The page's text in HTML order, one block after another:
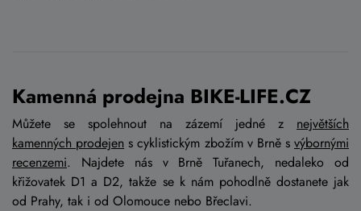
Kamenná prodejna BIKE-LIFE.CZ
Můžete se spolehnout na zázemí jedné z největších
kamenných prodejen s cyklistickým zbožím v Brně s výbornými
recenzemi. Najdete nás v Brně Tuřanech, nedaleko od
křižovatek D1 a D2, takže se k nám pohodlně dostanete jak
od Prahy, tak i od Olomouce nebo Břeclavi.